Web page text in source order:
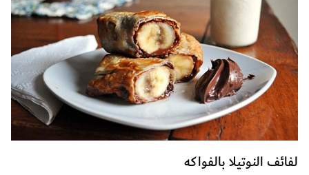
لفائف النوتيلا بالفواكه